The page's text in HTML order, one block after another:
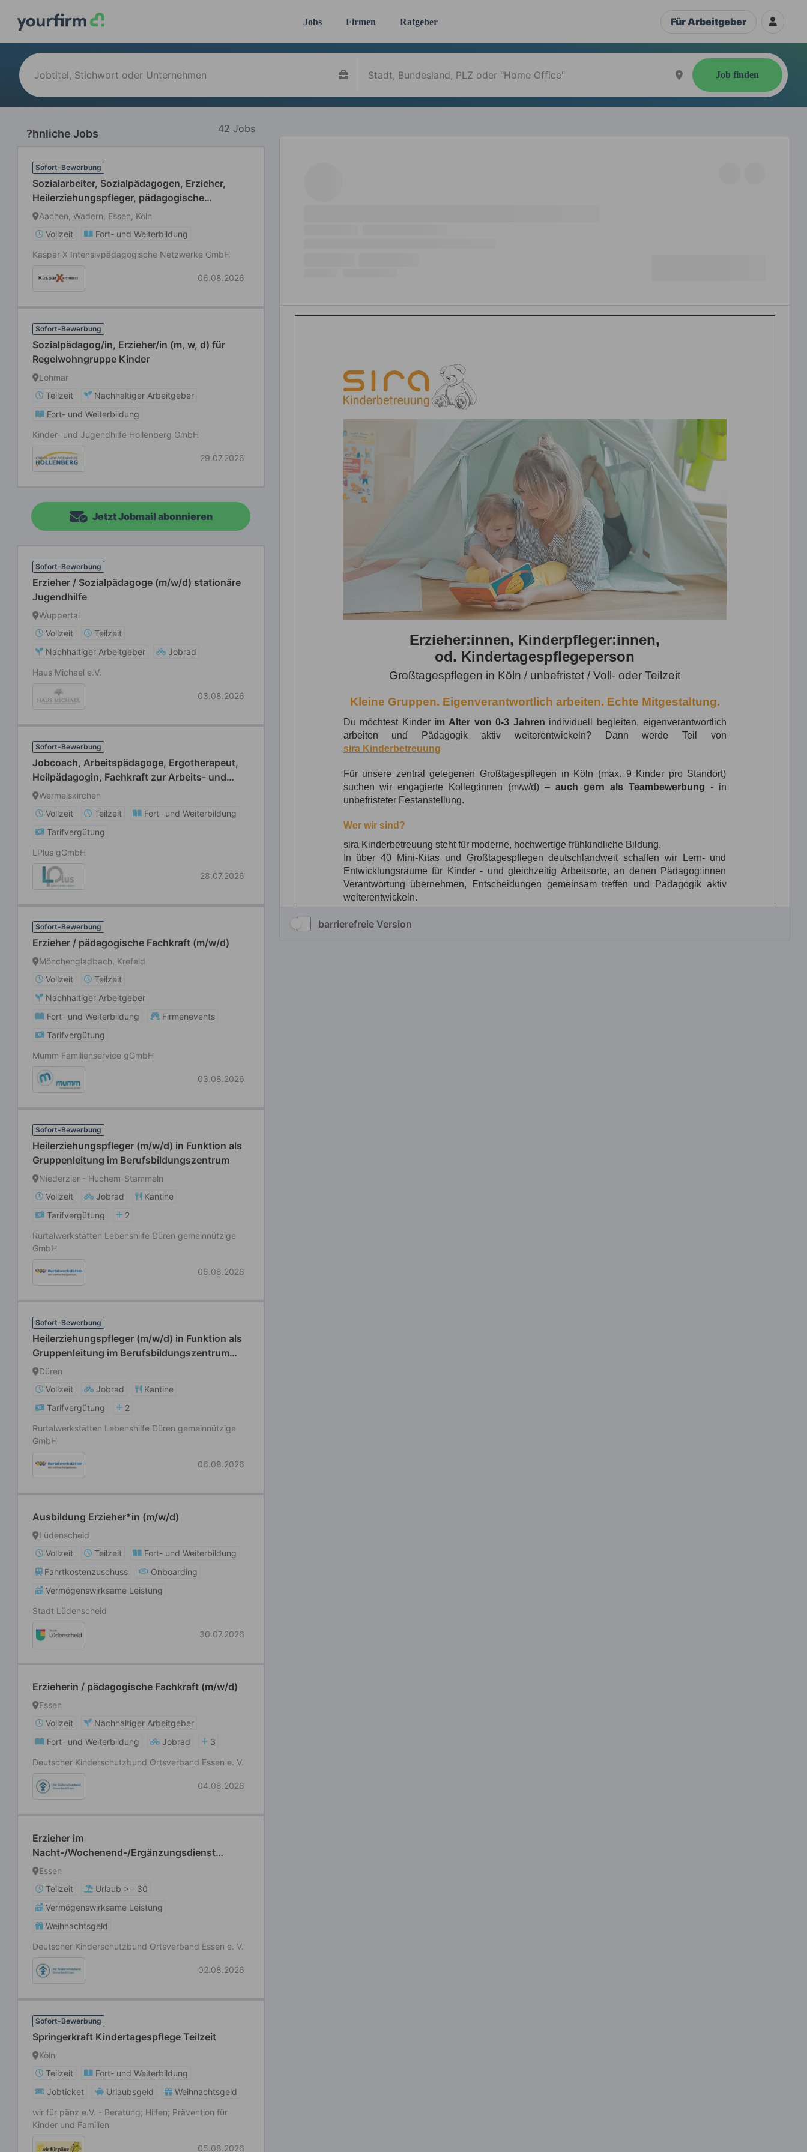
Jobs Firmen Ratgeber Für Arbeitgeber
Job finden
?hnliche Jobs 42 Jobs
Sofort-Bewerbung
Sozialarbeiter, Sozialpädagogen, Erzieher,
Heilerziehungspfleger, pädagogische
Fachkräfte (m/w/d)
Aachen, Wadern, Essen, Köln
Vollzeit
Fort- und Weiterbildung
Kaspar-X Intensivpädagogische Netzwerke GmbH
06.08.2026
Sofort-Bewerbung
Sozialpädagog/in, Erzieher/in (m, w, d) für
Regelwohngruppe Kinder
Lohmar
Teilzeit
Nachhaltiger Arbeitgeber
Fort- und Weiterbildung
Kinder- und Jugendhilfe Hollenberg GmbH
29.07.2026
Jetzt Jobmail abonnieren
Sofort-Bewerbung
Erzieher / Sozialpädagoge (m/w/d) stationäre
Jugendhilfe
Wuppertal
Vollzeit
Teilzeit
Nachhaltiger Arbeitgeber
Jobrad
Haus Michael e.V.
03.08.2026
Sofort-Bewerbung
Jobcoach, Arbeitspädagoge, Ergotherapeut,
Heilpädagogin, Fachkraft zur Arbeits- und
Berufsförderung oder Heilerziehungspfleger
Wermelskirchen
Vollzeit
Teilzeit
Fort- und Weiterbildung
Tarifvergütung
LPlus gGmbH
28.07.2026
Sofort-Bewerbung
Erzieher / pädagogische Fachkraft (m/w/d)
Mönchengladbach, Krefeld
Vollzeit
Teilzeit
Nachhaltiger Arbeitgeber
Fort- und Weiterbildung
Firmenevents
Tarifvergütung
Mumm Familienservice gGmbH
03.08.2026
Sofort-Bewerbung
Heilerziehungspfleger (m/w/d) in Funktion als
Gruppenleitung im Berufsbildungszentrum
Niederzier - Huchem-Stammeln
Vollzeit
Jobrad
Kantine
Tarifvergütung
2
Rurtalwerkstätten Lebenshilfe Düren gemeinnützige
GmbH
06.08.2026
Sofort-Bewerbung
Heilerziehungspfleger (m/w/d) in Funktion als
Gruppenleitung im Berufsbildungszentrum
(BS7) für das Eingangsverfahren
Düren
Vollzeit
Jobrad
Kantine
Tarifvergütung
2
Rurtalwerkstätten Lebenshilfe Düren gemeinnützige
GmbH
06.08.2026
Ausbildung Erzieher*in (m/w/d)
Lüdenscheid
Vollzeit
Teilzeit
Fort- und Weiterbildung
Fahrtkostenzuschuss
Onboarding
Vermögenswirksame Leistung
Stadt Lüdenscheid
30.07.2026
Erzieherin / pädagogische Fachkraft (m/w/d)
Essen
Vollzeit
Nachhaltiger Arbeitgeber
Fort- und Weiterbildung
Jobrad
3
Deutscher Kinderschutzbund Ortsverband Essen e. V.
04.08.2026
Erzieher im
Nacht-/Wochenend-/Ergänzungsdienst
(m/w/d) Teilzeit
Essen
Teilzeit
Urlaub >= 30
Vermögenswirksame Leistung
Weihnachtsgeld
Deutscher Kinderschutzbund Ortsverband Essen e. V.
02.08.2026
Sofort-Bewerbung
Springerkraft Kindertagespflege Teilzeit
Köln
Teilzeit
Fort- und Weiterbildung
Jobticket
Urlaubsgeld
Weihnachtsgeld
wir für pänz e.V. - Beratung; Hilfen; Prävention für
Kinder und Familien
05.08.2026
barrierefreie Version